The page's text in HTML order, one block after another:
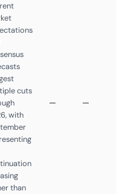
cuts
with
than
— —